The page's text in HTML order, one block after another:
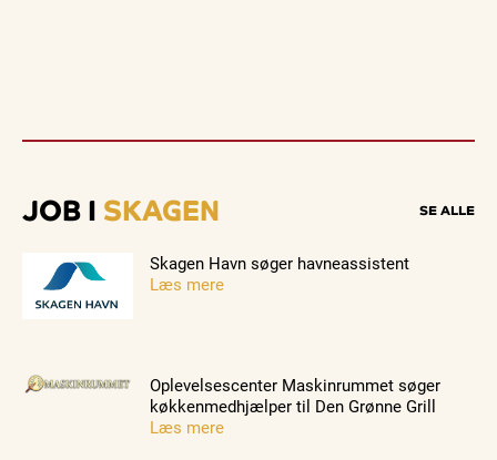
JOB I SKAGEN SE ALLE
Skagen Havn søger havneassistent
Læs mere
Oplevelsescenter Maskinrummet søger
køkkenmedhjælper til Den Grønne Grill
Læs mere